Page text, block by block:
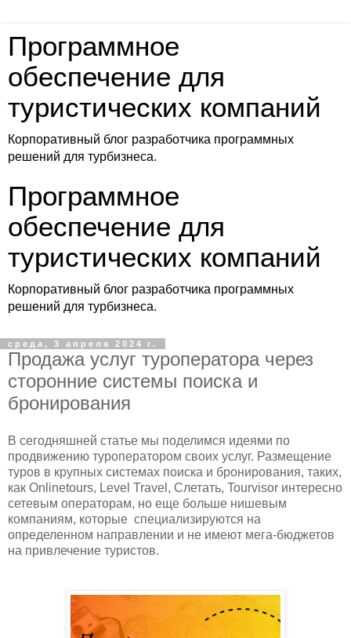
Программное
обеспечение для
туристических компаний
Корпоративный блог разработчика программных
решений для турбизнеса.
Программное
обеспечение для
туристических компаний
Корпоративный блог разработчика программных
решений для турбизнеса.
среда, 3 апреля 2024 г.
Продажа услуг туроператора через
сторонние системы поиска и
бронирования
В сегодняшней статье мы поделимся идеями по
продвижению туроператором своих услуг. Размещение
туров в крупных системах поиска и бронирования, таких,
как Onlinetours, Level Travel, Слетать, Tourvisor интересно
сетевым операторам, но еще больше нишевым
компаниям, которые специализируются на
определенном направлении и не имеют мега-бюджетов
на привлечение туристов.